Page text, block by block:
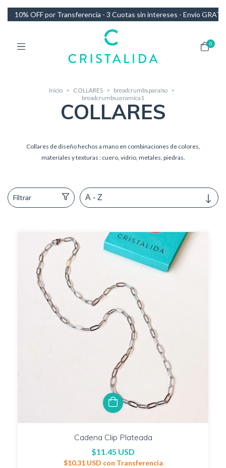
sin intereses - Envío GRATIS en compras de más de $140.000
0
Inicio > COLLARES > breadcrumbs.paraiso >
breadcrumbs.ceramica1
COLLARES
Collares de diseño hechos a mano en combinaciones de colores,
materiales y texturas : cuero, vidrio, metales, piedras.
Filtrar
Cadena Clip Plateada
$11.45 USD
$10.31 USD con Transferencia